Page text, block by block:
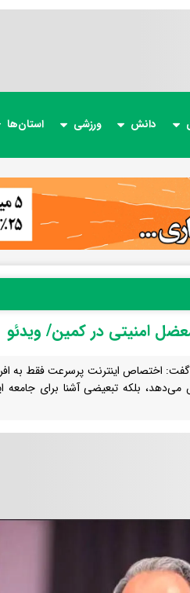
دانش ورزشی استان‌ها
امنیتی در کمین/ ویدئو
اختصاص اینترنت پرسرعت فقط به افراد
بلکه تبعیضی آشنا برای جامعه